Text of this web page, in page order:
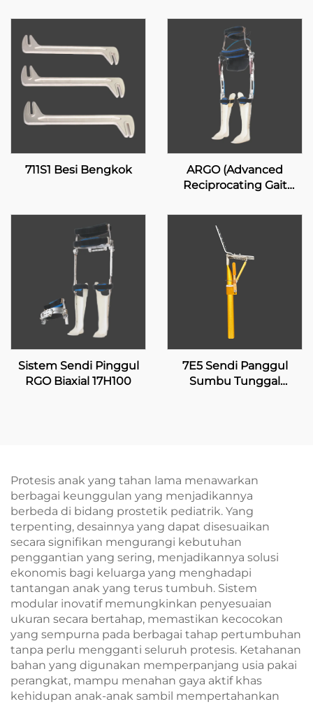
711S1 Besi Bengkok
ARGO (Advanced
Reciprocating Gait
Sistem Sendi Pinggul
RGO Biaxial 17H100
7E5 Sendi Panggul
Sumbu Tunggal
Protesis anak yang tahan lama menawarkan
berbagai keunggulan yang menjadikannya
berbeda di bidang prostetik pediatrik. Yang
terpenting, desainnya yang dapat disesuaikan
secara signifikan mengurangi kebutuhan
penggantian yang sering, menjadikannya solusi
ekonomis bagi keluarga yang menghadapi
tantangan anak yang terus tumbuh. Sistem
modular inovatif memungkinkan penyesuaian
ukuran secara bertahap, memastikan kecocokan
yang sempurna pada berbagai tahap pertumbuhan
tanpa perlu mengganti seluruh protesis. Ketahanan
bahan yang digunakan memperpanjang usia pakai
perangkat, mampu menahan gaya aktif khas
kehidupan anak-anak sambil mempertahankan